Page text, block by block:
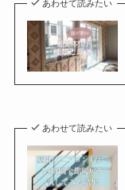
あわせて読みたい
あわせて読みたい